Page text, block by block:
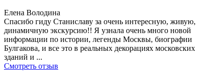
Елена Володина
Спасибо гиду Станиславу за очень интересную, живую,
динамичную экскурсию!! Я узнала очень много новой
информации по истории, легенды Москвы, биографии
Булгакова, и все это в реальных декорациях московских
зданий и ...
Смотреть отзыв